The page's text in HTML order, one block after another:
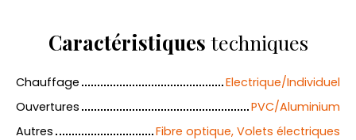
Caractéristiques techniques
Chauffage
Electrique/Individuel
Ouvertures
PVC/Aluminium
Autres
Fibre optique, Volets électriques